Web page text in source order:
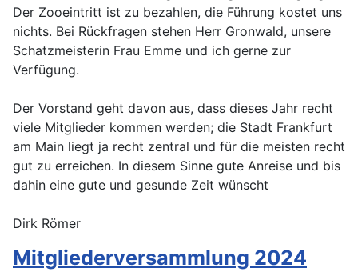
Der Zooeintritt ist zu bezahlen, die Führung kostet uns
nichts. Bei Rückfragen stehen Herr Gronwald, unsere
Schatzmeisterin Frau Emme und ich gerne zur
Verfügung.
Der Vorstand geht davon aus, dass dieses Jahr recht
viele Mitglieder kommen werden; die Stadt Frankfurt
am Main liegt ja recht zentral und für die meisten recht
gut zu erreichen. In diesem Sinne gute Anreise und bis
dahin eine gute und gesunde Zeit wünscht
Dirk Römer
Mitgliederversammlung 2024